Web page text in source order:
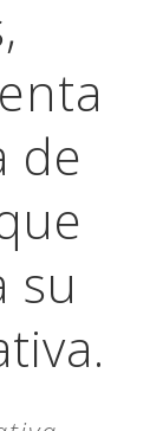
de
su